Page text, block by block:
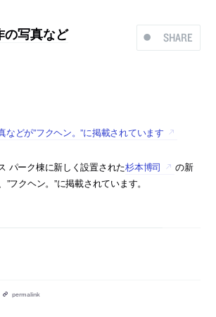
SHARE
の写真など
などが”フクヘン。”に掲載されています
パーク棟に新しく設置された杉本博司
の新
フクヘン。”に掲載されています。
permalink